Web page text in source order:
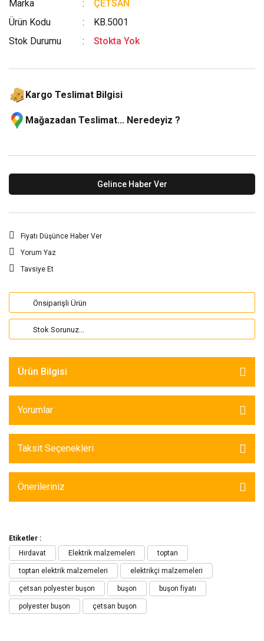
Marka
ÇETSAN
Ürün Kodu
KB.5001
Stok Durumu
Stokta Yok
Kargo Teslimat Bilgisi
Mağazadan Teslimat... Neredeyiz ?
Gelince Haber Ver
Fiyatı Düşünce Haber Ver
Yorum Yaz
Tavsiye Et
Önsiparişli Ürün
Stok Sorunuz...
Ürün Bilgisi
Yorumlar
Taksit Seçenekleri
Önerileriniz
Etiketler :
Hırdavat
Elektrik malzemeleri toptan
toptan elektrik malzemeleri elektrikçi malzemeleri
çetsan polyester buşon buşon buşon fiyatı
polyester buşon çetsan buşon